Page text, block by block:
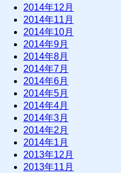
2014年12月
2014年11月
2014年10月
2014年9月
2014年8月
2014年7月
2014年6月
2014年5月
2014年4月
2014年3月
2014年2月
2014年1月
2013年12月
2013年11月